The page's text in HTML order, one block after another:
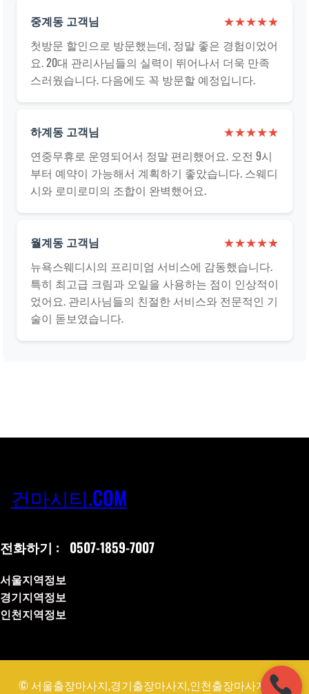
중계동 고객님
★★★★★
첫방문 할인으로 방문했는데, 정말 좋은 경험이었어
요. 20대 관리사님들의 실력이 뛰어나서 더욱 만족
스러웠습니다. 다음에도 꼭 방문할 예정입니다.
하계동 고객님
★★★★★
연중무휴로 운영되어서 정말 편리했어요. 오전 9시
부터 예약이 가능해서 계획하기 좋았습니다. 스웨디
시와 로미로미의 조합이 완벽했어요.
월계동 고객님
★★★★★
뉴욕스웨디시의 프리미엄 서비스에 감동했습니다.
특히 최고급 크림과 오일을 사용하는 점이 인상적이
었어요. 관리사님들의 친절한 서비스와 전문적인 기
술이 돋보였습니다.
건마시티.COM
전화하기 : 0507-1859-7007
서울지역정보
경기지역정보
인천지역정보
© 서울출장마사지,경기출장마사지,인천출장마사지,출장